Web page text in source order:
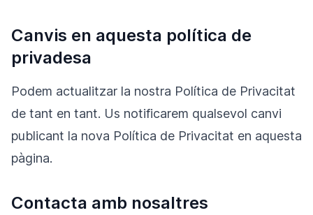
Canvis en aquesta política de
privadesa
Podem actualitzar la nostra Política de Privacitat
de tant en tant. Us notificarem qualsevol canvi
publicant la nova Política de Privacitat en aquesta
pàgina.
Contacta amb nosaltres